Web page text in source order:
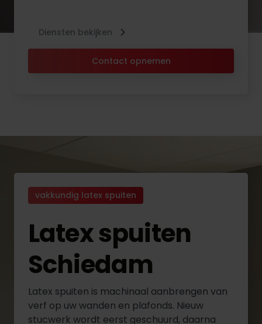
Contact opnemen
Diensten bekijken
vakkundig latex spuiten
Latex spuiten
Schiedam
Latex spuiten is machinaal aanbrengen van
verf op uw wanden en plafonds. Nieuw
stucwerk wordt eerst geschuurd, daarna